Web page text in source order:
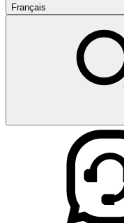
Français